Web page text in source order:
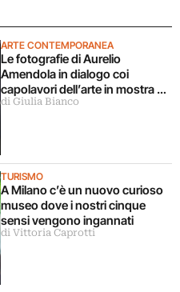
ARTE CONTEMPORANEA
Le fotografie di Aurelio
Amendola in dialogo coi
capolavori dell’arte in mostra a
Milano
di Giulia Bianco
TURISMO
A Milano c’è un nuovo curioso
museo dove i nostri cinque
sensi vengono ingannati
di Vittoria Caprotti